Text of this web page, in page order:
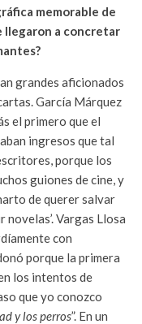
memorable de
llegaron a concretar
grandes aficionados
García Márquez
el primero que el
ingresos que tal
porque los
guiones de cine, y
de querer salvar
Vargas Llosa
con
porque la primera
los intentos de
que yo conozco
y los perros”. En un